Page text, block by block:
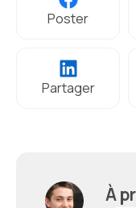
Poster
Partager
À